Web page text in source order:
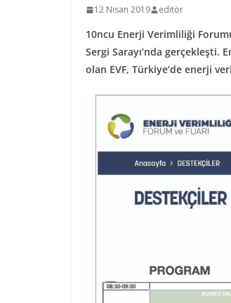
12 Nisan 2019 editör
10ncu Enerji Verimliliği
Sergi Sarayı’nda
olan EVF, Türkiye’de enerji